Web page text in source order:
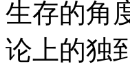
生存的角
论上的独